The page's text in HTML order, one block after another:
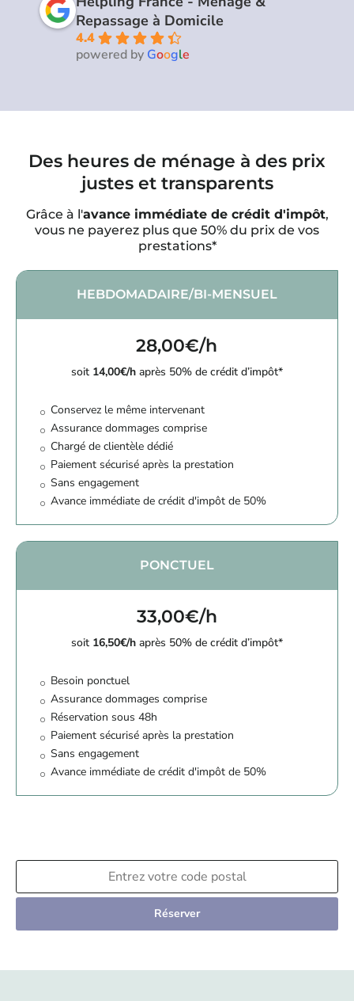
Repassage à Domicile
4.4
powered by Google
Des heures de ménage à des prix
justes et transparents
Grâce à l'avance immédiate de crédit d'impôt,
vous ne payerez plus que 50% du prix de vos
prestations*
HEBDOMADAIRE/BI-MENSUEL
28,00€/h
soit 14,00€/haprès 50% de crédit d’impôt*
Conservez le même intervenant
Assurance dommages comprise
Chargé de clientèle dédié
Paiement sécurisé après la prestation
Sans engagement
Avance immédiate de crédit d'impôt de 50%
PONCTUEL
33,00€/h
soit 16,50€/haprès 50% de crédit d’impôt*
Besoin ponctuel
Assurance dommages comprise
Réservation sous 48h
Paiement sécurisé après la prestation
Sans engagement
Avance immédiate de crédit d'impôt de 50%
Réserver